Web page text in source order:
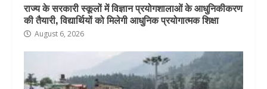
राज्य के सरकारी स्कूलों में विज्ञान प्रयोगशालाओं के आधुनिकीकरण
की तैयारी, विद्यार्थियों को मिलेगी आधुनिक प्रयोगात्मक शिक्षा
August 6, 2026